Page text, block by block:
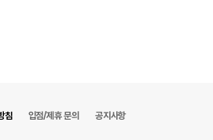
침 입점/제휴 문의 공지사항